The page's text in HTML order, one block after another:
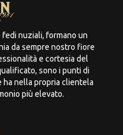
nuziali, formano un
da sempre nostro fiore
e cortesia del
sono i punti di
ha nella propria clientela
più elevato.